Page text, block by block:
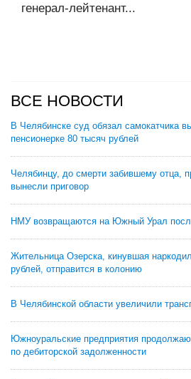
генерал-лейтенант...
ВСЕ НОВОСТИ
В Челябинске суд обязал самокатчика
пенсионерке 80 тысяч рублей
Челябинцу, до смерти забившему отца,
вынесли приговор
НМУ возвращаются на Южный Урал
Жительница Озерска, кинувшая
рублей, отправится в колонию
В Челябинской области увеличили
Южноуральские предприятия
по дебиторской задолженности